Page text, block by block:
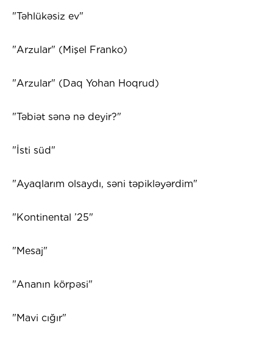
"Təhlükəsiz ev"
"Arzular" (Mişel Franko)
"Arzular" (Daq Yohan Hoqrud)
"Təbiət sənə nə deyir?"
"İsti süd"
"Ayaqlarım olsaydı, səni təpikləyərdim"
"Kontinental ’25"
"Mesaj"
"Ananın körpəsi"
"Mavi cığır"